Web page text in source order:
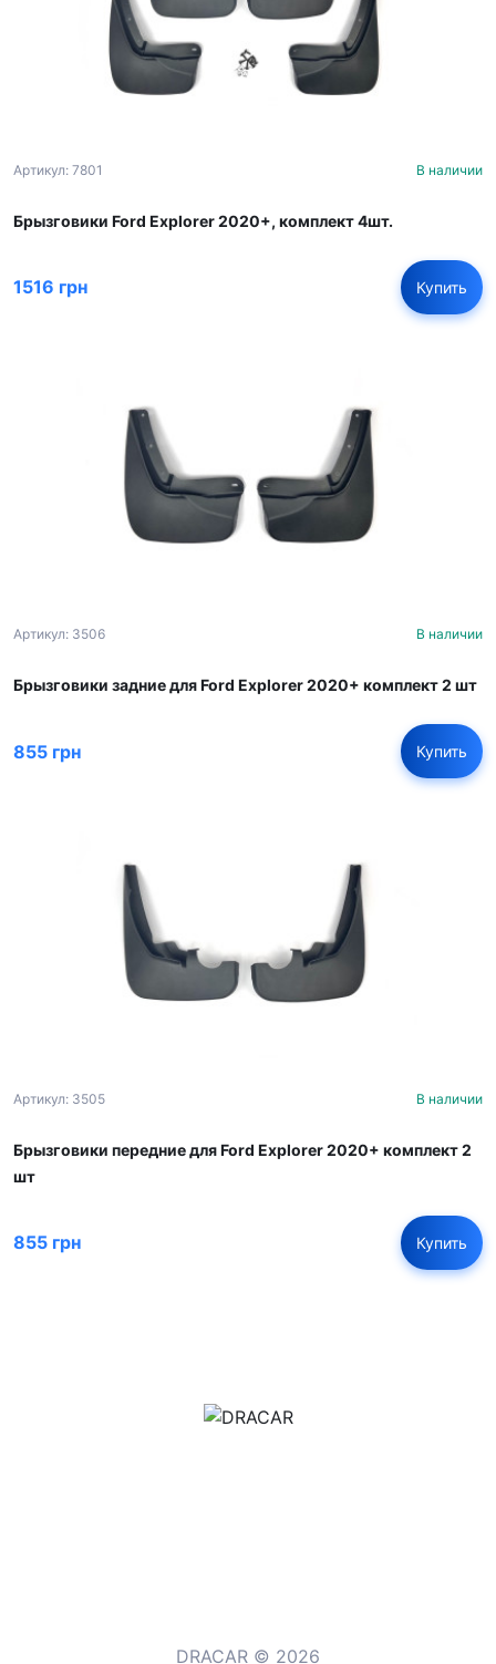
Артикул: 7801 В наличии
Брызговики Ford Explorer 2020+, комплект 4шт.
1516 грн Купить
Артикул: 3506 В наличии
Брызговики задние для Ford Explorer 2020+ комплект 2 шт
855 грн Купить
Артикул: 3505 В наличии
Брызговики передние для Ford Explorer 2020+ комплект 2
шт
855 грн Купить
DRACAR © 2026